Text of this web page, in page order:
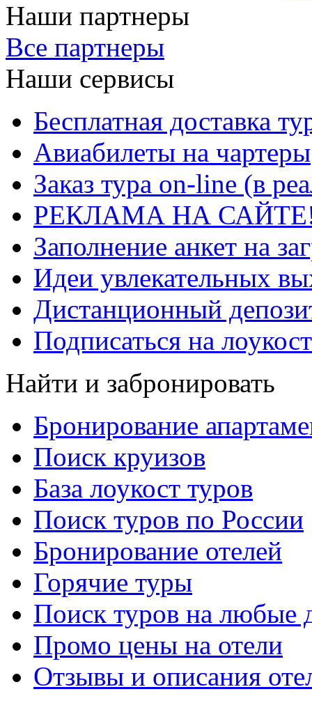
Наши партнеры
Все партнеры
Наши сервисы
Бесплатная доставка
Авиабилеты на чартеры
Заказ тура on-line (в
РЕКЛАМА НА
Заполнение анкет на
Идеи увлекательных
Дистанционный
Подписаться на
Найти и забронировать
Бронирование
Поиск круизов
База лоукост туров
Поиск туров по России
Бронирование отелей
Горячие туры
Поиск туров на любые
Промо цены на отели
Отзывы и описания